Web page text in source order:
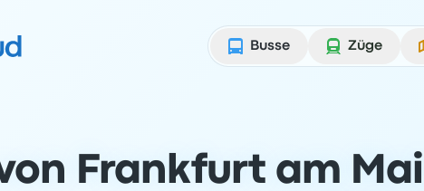
Busse
Züge
Frankfurt am